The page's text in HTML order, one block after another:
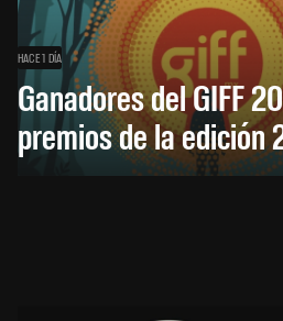
HACE 1 DÍA
Ganadores del GIFF
premios de la edición